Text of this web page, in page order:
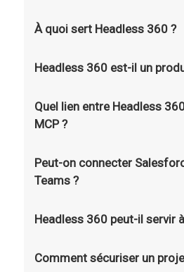
À quoi sert Headless 360 ?
Headless 360 est-il un
Quel lien entre Headless
MCP ?
Peut-on connecter
Teams ?
Headless 360 peut-il servir
Comment sécuriser un